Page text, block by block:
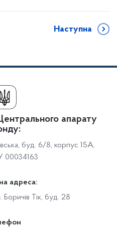
Наступна
апарату
буд. 6/8, корпус 15А,
адреса:
Боричів Тік, буд. 28